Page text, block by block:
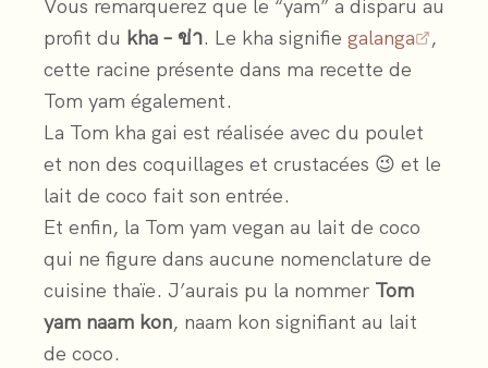
Vous remarquerez que le “yam” a disparu au
profit du kha – ข่า. Le kha signifie galanga
,
cette racine présente dans ma recette de
Tom yam également.
La Tom kha gai est réalisée avec du poulet
et non des coquillages et crustacées 😉 et le
lait de coco fait son entrée.
Et enfin, la Tom yam vegan au lait de coco
qui ne figure dans aucune nomenclature de
cuisine thaïe. J’aurais pu la nommer Tom
yam naam kon, naam kon signifiant au lait
de coco.